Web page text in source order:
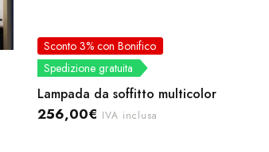
Sconto 3% con Bonifico
Spedizione gratuita
Lampada da soffitto multicolor
256,00€ IVA inclusa